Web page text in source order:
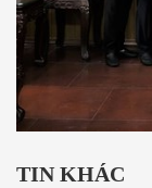
TIN KHÁC